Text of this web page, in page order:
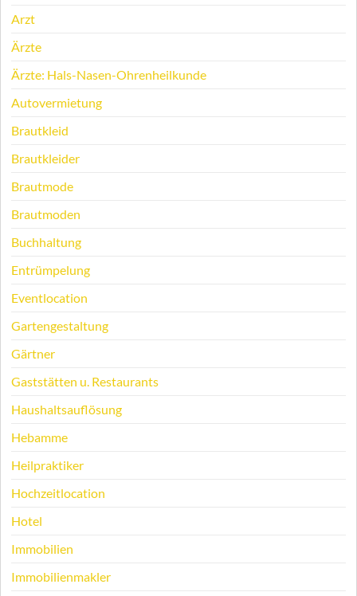
Arzt
Ärzte
Ärzte: Hals-Nasen-Ohrenheilkunde
Autovermietung
Brautkleid
Brautkleider
Brautmode
Brautmoden
Buchhaltung
Entrümpelung
Eventlocation
Gartengestaltung
Gärtner
Gaststätten u. Restaurants
Haushaltsauflösung
Hebamme
Heilpraktiker
Hochzeitlocation
Hotel
Immobilien
Immobilienmakler